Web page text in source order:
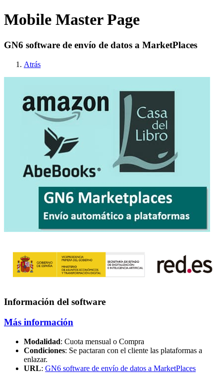
Mobile Master Page
GN6 software de envío de datos a MarketPlaces
Atrás
Información del software
Más información
Modalidad: Cuota mensual o Compra
Condiciones: Se pactaran con el cliente las plataformas a
enlazar.
URL: GN6 software de envío de datos a MarketPlaces